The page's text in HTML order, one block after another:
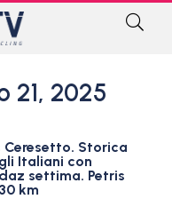
21, 2025
Ceresetto. Storica
Italiani con
settima. Petris
km